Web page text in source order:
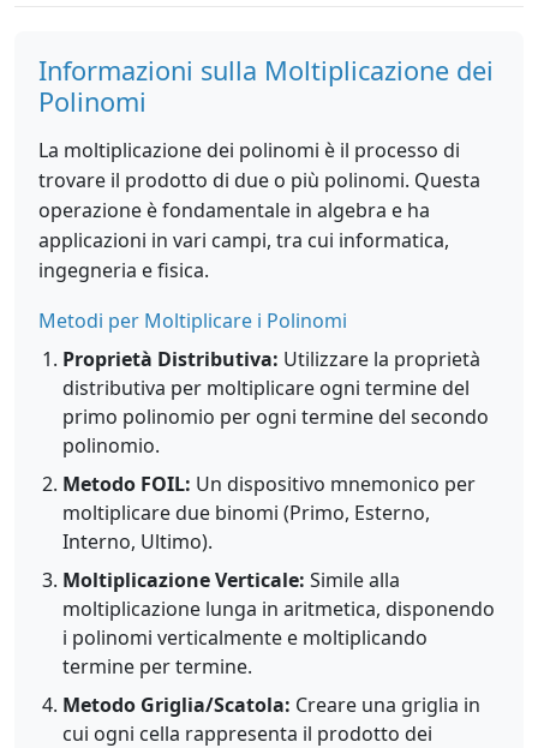
Informazioni sulla Moltiplicazione dei
Polinomi
La moltiplicazione dei polinomi è il processo di
trovare il prodotto di due o più polinomi. Questa
operazione è fondamentale in algebra e ha
applicazioni in vari campi, tra cui informatica,
ingegneria e fisica.
Metodi per Moltiplicare i Polinomi
Proprietà Distributiva: Utilizzare la proprietà
distributiva per moltiplicare ogni termine del
primo polinomio per ogni termine del secondo
polinomio.
Metodo FOIL: Un dispositivo mnemonico per
moltiplicare due binomi (Primo, Esterno,
Interno, Ultimo).
Moltiplicazione Verticale: Simile alla
moltiplicazione lunga in aritmetica, disponendo
i polinomi verticalmente e moltiplicando
termine per termine.
Metodo Griglia/Scatola: Creare una griglia in
cui ogni cella rappresenta il prodotto dei